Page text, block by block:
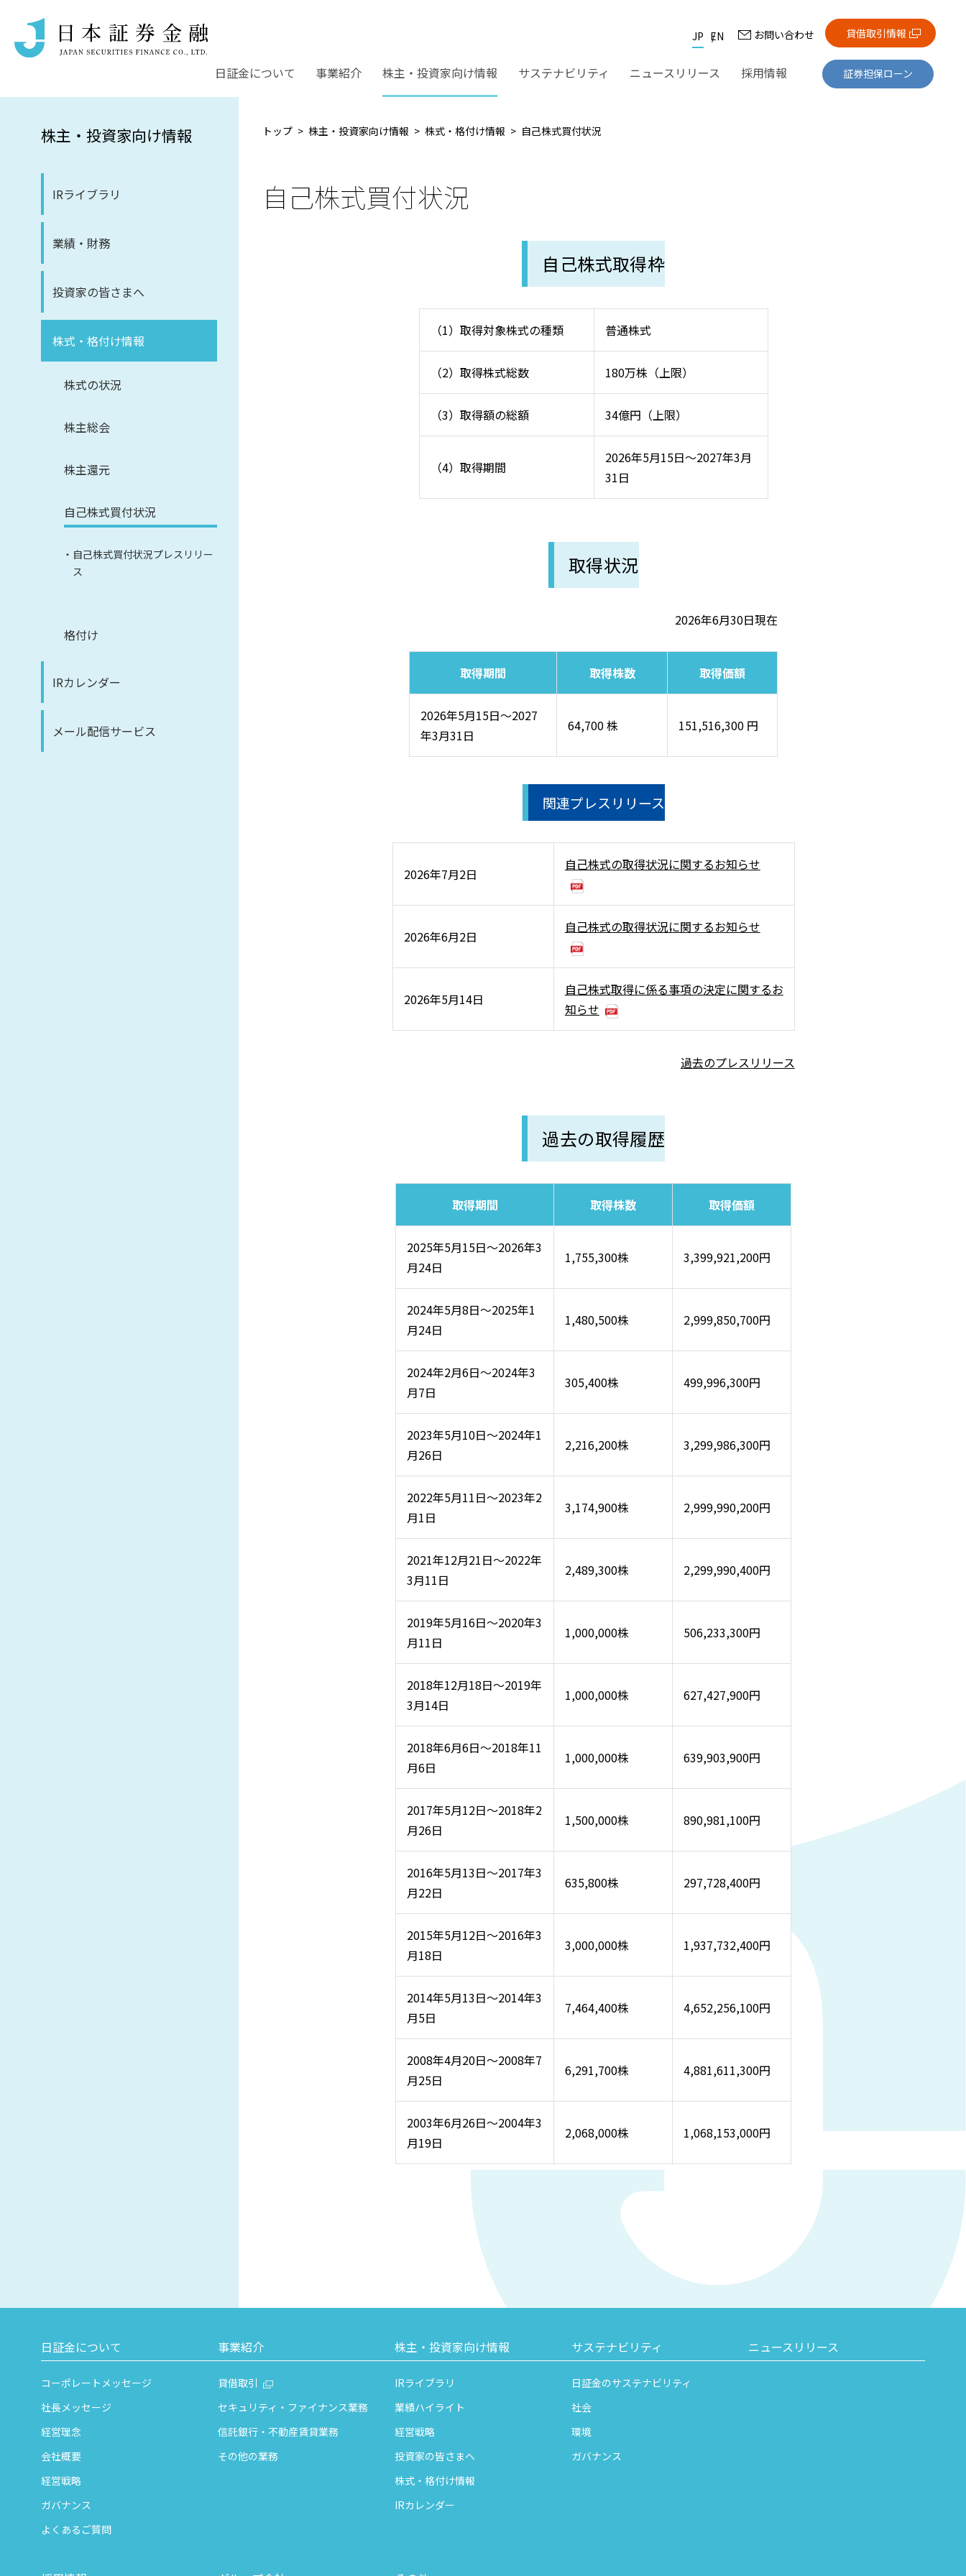
JP EN お問い合わせ 貸借取引情報
日証金について 事業紹介 株主・投資家向け情報 サステナビリティ ニュースリリース 採用情報 証券担保ローン
株主・投資家向け情報
IRライブラリ
業績・財務
投資家の皆さまへ
株式・格付け情報
株式の状況
株主総会
株主還元
自己株式買付状況
自己株式買付状況プレスリリー
ス
格付け
IRカレンダー
メール配信サービス
トップ 株主・投資家向け情報 株式・格付け情報 自己株式買付状況
自己株式買付状況
自己株式取得枠
（1）取得対象株式の種類 普通株式
（2）取得株式総数 180万株（上限）
（3）取得額の総額 34億円（上限）
（4）取得期間
2026年5月15日～2027年3月
31日
取得状況
2026年6月30日現在
取得期間 取得株数 取得価額
2026年5月15日～2027
年3月31日
64,700 株 151,516,300 円
関連プレスリリース
2026年7月2日
自己株式の取得状況に関するお知らせ
2026年6月2日
自己株式の取得状況に関するお知らせ
2026年5月14日
自己株式取得に係る事項の決定に関するお
知らせ
過去のプレスリリース
過去の取得履歴
取得期間 取得株数 取得価額
2025年5月15日～2026年3
月24日
1,755,300株 3,399,921,200円
2024年5月8日～2025年1
月24日
1,480,500株 2,999,850,700円
2024年2月6日～2024年3
月7日
305,400株 499,996,300円
2023年5月10日～2024年1
月26日
2,216,200株 3,299,986,300円
2022年5月11日～2023年2
月1日
3,174,900株 2,999,990,200円
2021年12月21日～2022年
3月11日
2,489,300株 2,299,990,400円
2019年5月16日～2020年3
月11日
1,000,000株 506,233,300円
2018年12月18日～2019年
3月14日
1,000,000株 627,427,900円
2018年6月6日～2018年11
月6日
1,000,000株 639,903,900円
2017年5月12日～2018年2
月26日
1,500,000株 890,981,100円
2016年5月13日～2017年3
月22日
635,800株 297,728,400円
2015年5月12日～2016年3
月18日
3,000,000株 1,937,732,400円
2014年5月13日～2014年3
月5日
7,464,400株 4,652,256,100円
2008年4月20日～2008年7
月25日
6,291,700株 4,881,611,300円
2003年6月26日～2004年3
月19日
2,068,000株 1,068,153,000円
日証金について
コーポレートメッセージ
社長メッセージ
経営理念
会社概要
経営戦略
ガバナンス
よくあるご質問
事業紹介
貸借取引
セキュリティ・ファイナンス業務
信託銀行・不動産賃貸業務
その他の業務
株主・投資家向け情報
IRライブラリ
業績ハイライト
経営戦略
投資家の皆さまへ
株式・格付け情報
IRカレンダー
サステナビリティ
日証金のサステナビリティ
社会
環境
ガバナンス
ニュースリリース